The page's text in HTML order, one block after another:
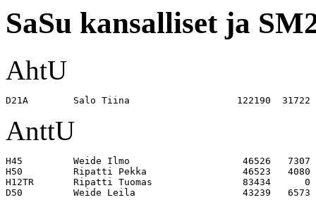
SaSu kansalliset ja
AhtU
AnttU
H45         Weide Ilmo                    46526   7307
H50         Ripatti Pekka                 46523   4080
H12TR       Ripatti Tuomas                83434      0